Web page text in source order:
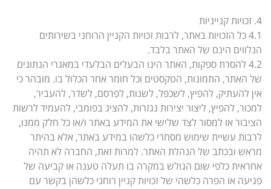
4. זכויות קנייניות
4.1 כל הזכויות באתר, לרבות זכויות הקניין הרוחני בשירותים
הנלווים הינם של האתר בלבד.
4.2 להסרת ספקות, האתר הינו הבעלים הבלעדי במאגרי הנתונים
של האתר, התמונות, הטקסטים וכל חומר אחר הכלול בו. מובהר כי
אין להעתיק, להפיץ, לשכפל, לשנות, לפרסם, לשדר, להעביר,
למכור, להפיץ, ליצור יצירות נגזרות, להציג בפומבי, להעמיד לרשות
הציבור או למסור לצד שלישי את המידע באתר ו/או כל חלק ממנו,
לרבות עשיית שימוש מסחרי כלשהו במידע באתר, אלא בהיתר
מראש ובכתב של הנהלת האתר. למרות זאת, החברה לא תהיה
אחראית כלפי שום הגולש במקרה בו תעלה טענה או קביעה של
פגיעה או הפרה כלשהי של זכויות קניין רוחני כלשהן בקשר עם